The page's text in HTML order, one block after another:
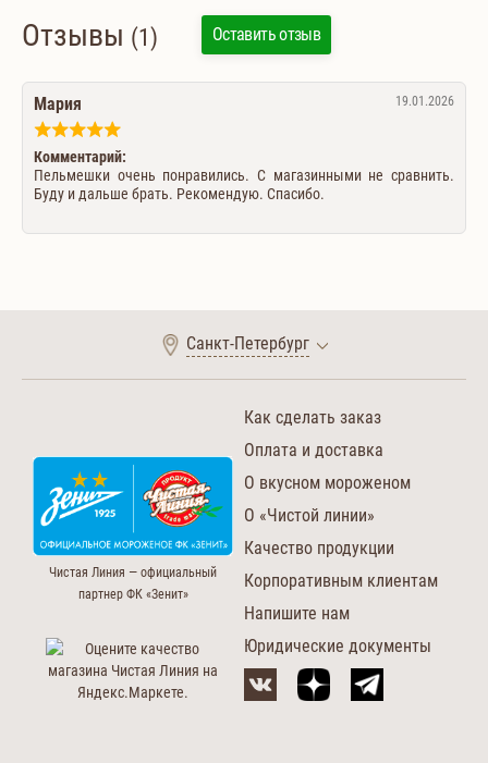
Отзывы (1) Оставить отзыв
19.01.2026
Мария
Комментарий:
Пельмешки очень понравились. С магазинными не сравнить.
Буду и дальше брать. Рекомендую. Спасибо.
Санкт-Петербург
Чистая Линия — официальный
партнер ФК «Зенит»
Как сделать заказ
Оплата и доставка
О вкусном мороженом
О «Чистой линии»
Качество продукции
Корпоративным клиентам
Напишите нам
Юридические документы